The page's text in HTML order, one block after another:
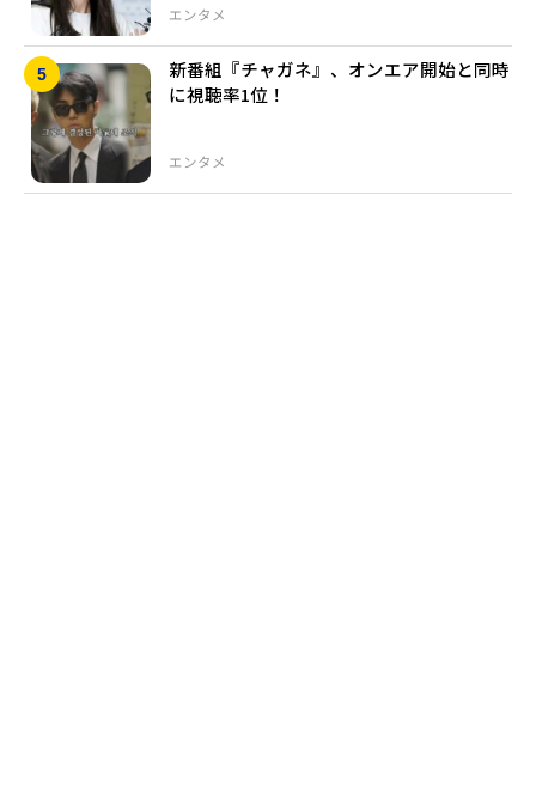
エンタメ
エンタメ
新番組『チャガネ』、オンエア開始と同時
に視聴率1位！